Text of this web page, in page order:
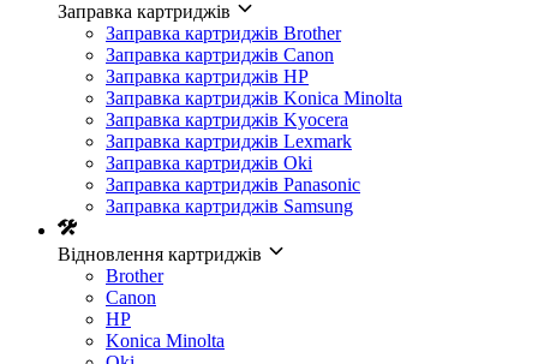
Заправка картриджів
Заправка картриджів Brother
Заправка картриджів Canon
Заправка картриджів HP
Заправка картриджів Konica Minolta
Заправка картриджів Kyocera
Заправка картриджів Lexmark
Заправка картриджів Oki
Заправка картриджів Panasonic
Заправка картриджів Samsung
Відновлення картриджів
Brother
Canon
HP
Konica Minolta